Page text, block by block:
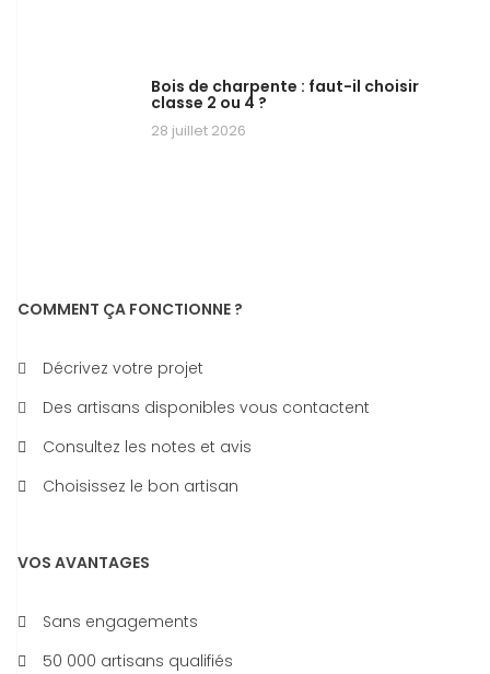
Bois de charpente : faut-il choisir
classe 2 ou 4 ?
28 juillet 2026
COMMENT ÇA FONCTIONNE ?
Décrivez votre projet
Des artisans disponibles vous contactent
Consultez les notes et avis
Choisissez le bon artisan
VOS AVANTAGES
Sans engagements
50 000 artisans qualifiés